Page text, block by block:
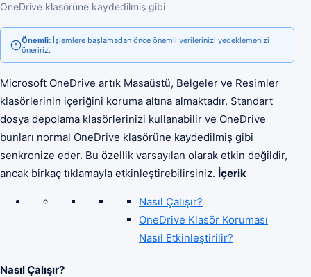
OneDrive klasörüne kaydedilmiş gibi
Önemli: İşlemlere başlamadan önce önemli verilerinizi yedeklemenizi
öneririz.
Microsoft OneDrive artık Masaüstü, Belgeler ve Resimler
klasörlerinin içeriğini koruma altına almaktadır. Standart
dosya depolama klasörlerinizi kullanabilir ve OneDrive
bunları normal OneDrive klasörüne kaydedilmiş gibi
senkronize eder. Bu özellik varsayılan olarak etkin değildir,
ancak birkaç tıklamayla etkinleştirebilirsiniz. İçerik
Nasıl Çalışır?
OneDrive Klasör Koruması
Nasıl Etkinleştirilir?
Nasıl Çalışır?